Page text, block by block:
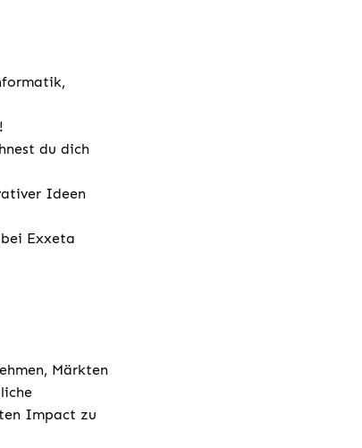
du dich
Ideen
Exxeta
Märkten
Impact zu